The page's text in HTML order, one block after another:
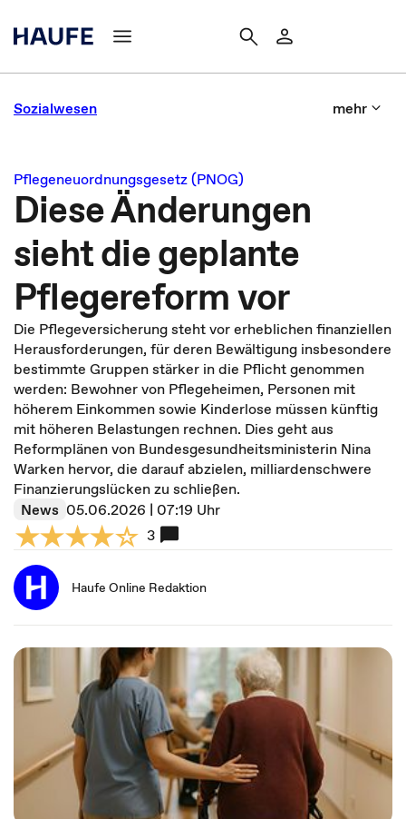
Sozialwesen mehr
Pflegeneuordnungsgesetz (PNOG)
Diese Änderungen
sieht die geplante
Pflegereform vor
Die Pflegeversicherung steht vor erheblichen finanziellen
Herausforderungen, für deren Bewältigung insbesondere
bestimmte Gruppen stärker in die Pflicht genommen
werden: Bewohner von Pflegeheimen, Personen mit
höherem Einkommen sowie Kinderlose müssen künftig
mit höheren Belastungen rechnen. Dies geht aus
Reformplänen von Bundesgesundheitsministerin Nina
Warken hervor, die darauf abzielen, milliardenschwere
Finanzierungslücken zu schließen.
News 05.06.2026 | 07:19 Uhr
3
Haufe Online Redaktion